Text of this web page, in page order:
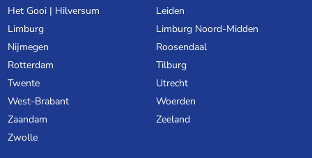
Het Gooi | Hilversum
Leiden
Limburg
Limburg Noord-Midden
Nijmegen
Roosendaal
Rotterdam
Tilburg
Twente
Utrecht
West-Brabant
Woerden
Zaandam
Zeeland
Zwolle